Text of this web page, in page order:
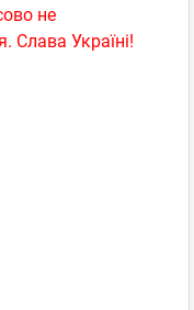
не
Слава Україні!